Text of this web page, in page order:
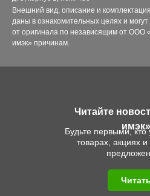
Читайте
имэк»
Будьте первыми, кто
товарах, акциях
Читать
Внешний вид, описание и
даны в ознакомительных целях и могут
от оригинала по независящим от ООО
имэк» причинам.